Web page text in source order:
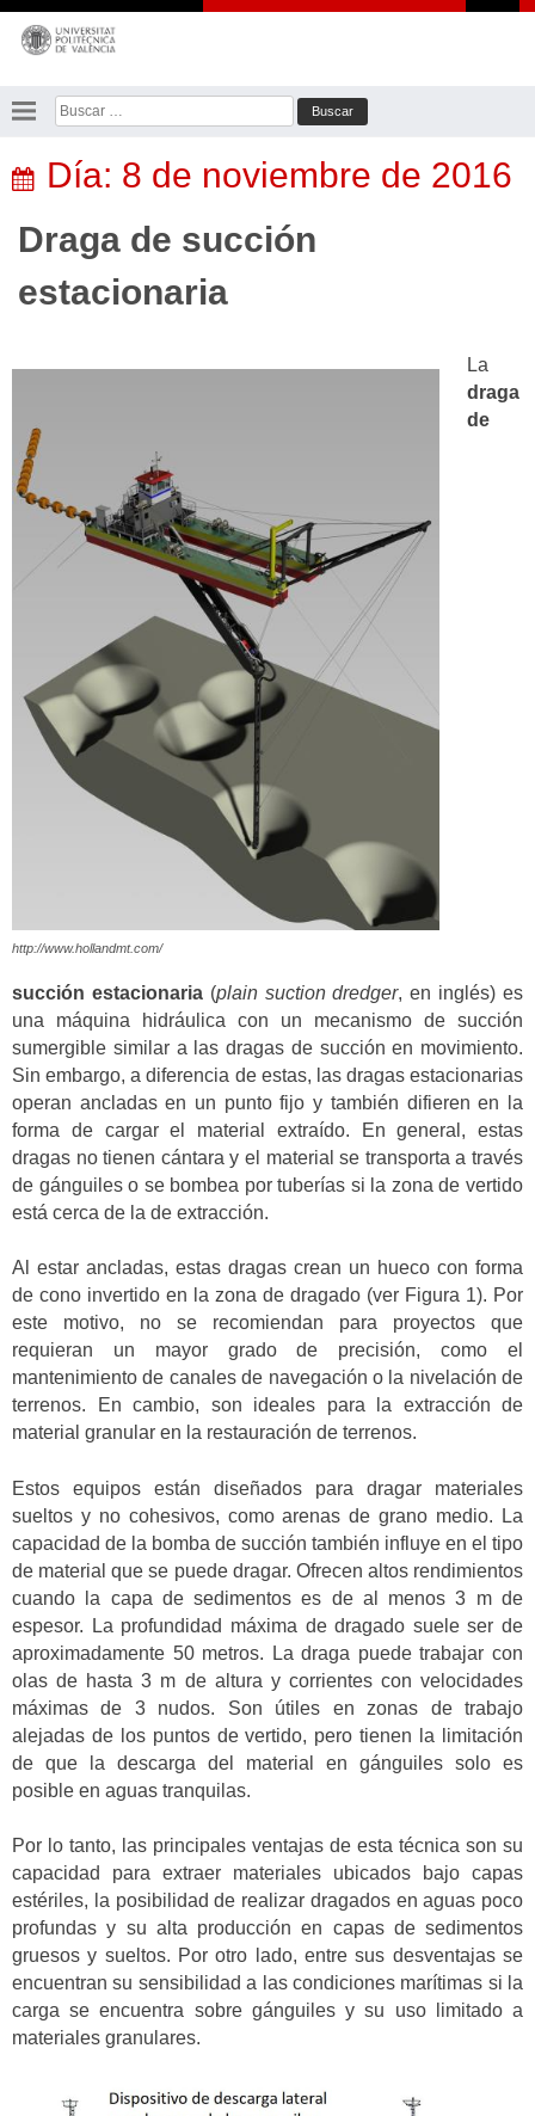
Saltar
contenido
Buscar:
Día: 8 de noviembre de 2016
Draga de succión
estacionaria
http://www.hollandmt.com/
La
draga
de
succión estacionaria (plain suction dredger, en inglés) es
una máquina hidráulica con un mecanismo de succión
sumergible similar a las dragas de succión en movimiento.
Sin embargo, a diferencia de estas, las dragas estacionarias
operan ancladas en un punto fijo y también difieren en la
forma de cargar el material extraído. En general, estas
dragas no tienen cántara y el material se transporta a través
de gánguiles o se bombea por tuberías si la zona de vertido
está cerca de la de extracción.
Al estar ancladas, estas dragas crean un hueco con forma
de cono invertido en la zona de dragado (ver Figura 1). Por
este motivo, no se recomiendan para proyectos que
requieran un mayor grado de precisión, como el
mantenimiento de canales de navegación o la nivelación de
terrenos. En cambio, son ideales para la extracción de
material granular en la restauración de terrenos.
Estos equipos están diseñados para dragar materiales
sueltos y no cohesivos, como arenas de grano medio. La
capacidad de la bomba de succión también influye en el tipo
de material que se puede dragar. Ofrecen altos rendimientos
cuando la capa de sedimentos es de al menos 3 m de
espesor. La profundidad máxima de dragado suele ser de
aproximadamente 50 metros. La draga puede trabajar con
olas de hasta 3 m de altura y corrientes con velocidades
máximas de 3 nudos. Son útiles en zonas de trabajo
alejadas de los puntos de vertido, pero tienen la limitación
de que la descarga del material en gánguiles solo es
posible en aguas tranquilas.
Por lo tanto, las principales ventajas de esta técnica son su
capacidad para extraer materiales ubicados bajo capas
estériles, la posibilidad de realizar dragados en aguas poco
profundas y su alta producción en capas de sedimentos
gruesos y sueltos. Por otro lado, entre sus desventajas se
encuentran su sensibilidad a las condiciones marítimas si la
carga se encuentra sobre gánguiles y su uso limitado a
materiales granulares.